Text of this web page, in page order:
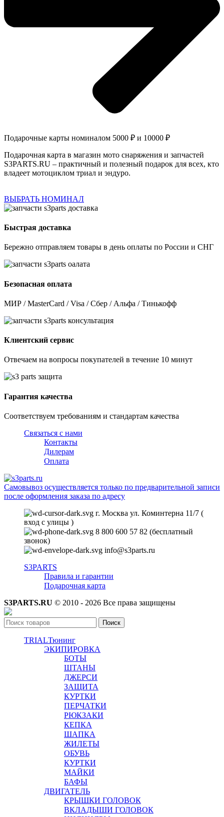
Подарочные карты номиналом 5000 ₽ и 10000 ₽
Подарочная карта в магазин мото снаряжения и запчастей
S3PARTS.RU – практичный и полезный подарок для всех, кто
владеет мотоциклом триал и эндуро.
ВЫБРАТЬ НОМИНАЛ
Быстрая доставка
Бережно отправляем товары в день оплаты по России и СНГ
Безопасная оплата
МИР / MasterCard / Visa / Сбер / Альфа / Тинькофф
Клиентский сервис
Отвечаем на вопросы покупателей в течение 10 минут
Гарантия качества
Соответствуем требованиям и стандартам качества
Связаться с нами
Контакты
Дилерам
Оплата
Самовывоз осуществляется только по предварительной записи
после оформления заказа по адресу
г. Москва ул. Коминтерна 11/7 (
вход с улицы )
8 800 600 57 82 (бесплатный
звонок)
info@s3parts.ru
S3PARTS
Правила и гарантии
Подарочная карта
S3PARTS.RU © 2010 - 2026 Все права защищены
Поиск
TRIALТюнинг
ЭКИПИРОВКА
БОТЫ
ШТАНЫ
ДЖЕРСИ
ЗАЩИТА
КУРТКИ
ПЕРЧАТКИ
РЮКЗАКИ
КЕПКА
ШАПКА
ЖИЛЕТЫ
ОБУВЬ
КУРТКИ
МАЙКИ
БАФЫ
ДВИГАТЕЛЬ
КРЫШКИ ГОЛОВОК
ВКЛАДЫШИ ГОЛОВОК